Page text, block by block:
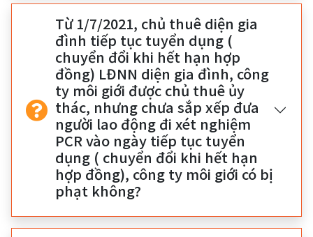
Từ 1/7/2021, chủ thuê diện gia
đình tiếp tục tuyển dụng (
chuyển đổi khi hết hạn hợp
đồng) LĐNN diện gia đình, công
ty môi giới được chủ thuê ủy
thác, nhưng chưa sắp xếp đưa
người lao động đi xét nghiệm
PCR vào ngày tiếp tục tuyển
dụng ( chuyển đổi khi hết hạn
hợp đồng), công ty môi giới có bị
phạt không?